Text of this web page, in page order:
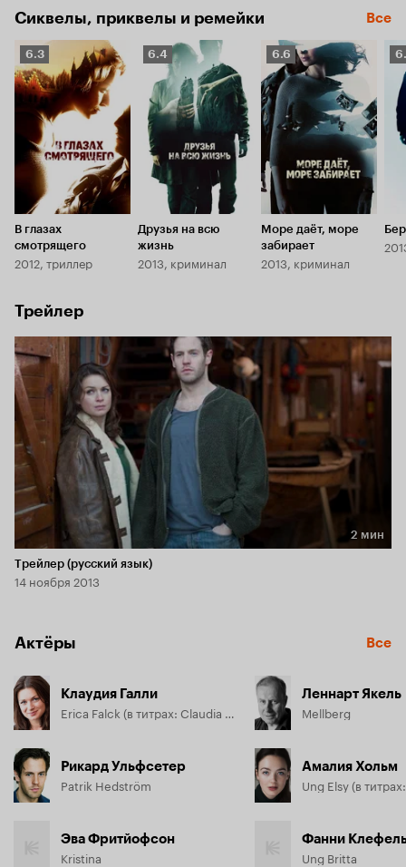
Сиквелы, приквелы и ремейки Все
Рейтинг
Кинопоиска
6.3
6.3
В глазах
смотрящего
2012, триллер
Рейтинг
Кинопоиска
6.4
6.4
Друзья на всю
жизнь
2013, криминал
Рейтинг
Кинопоиска
6.6
6.6
Море даёт, море
забирает
2013, криминал
Трейлер
Длительность 2 мин
2 мин
Трейлер (русский язык)
14 ноября 2013
Актёры Все
Клаудия Галли
Рикард Ульфсетер
Patrik Hedström
Эва Фритйофсон
Kristina
Леннарт Якель
Mellberg
Амалия Хольм
Фанни
Ung Britta